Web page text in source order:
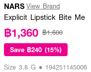
NARS View Brand
Explicit Lipstick Bite Me
฿1,360 ฿1,600
Save ฿240 (15%)
Size 3.8 G • 194251145006